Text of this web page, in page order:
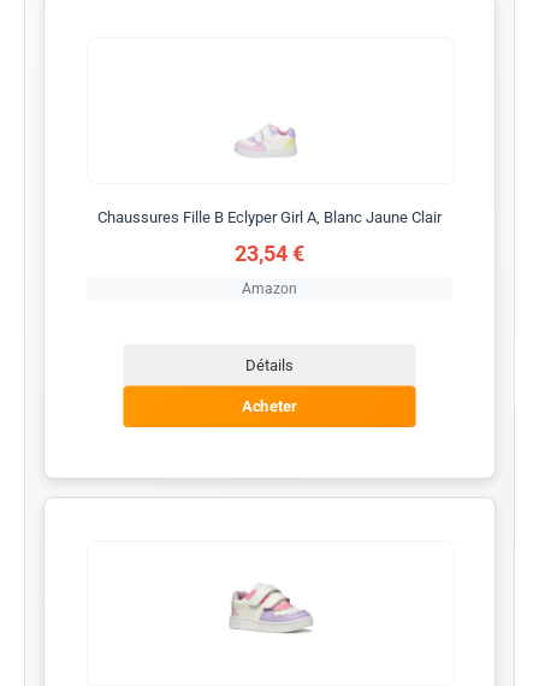
Chaussures Fille B Eclyper Girl A, Blanc Jaune Clair
23,54 €
Amazon
Détails
Acheter